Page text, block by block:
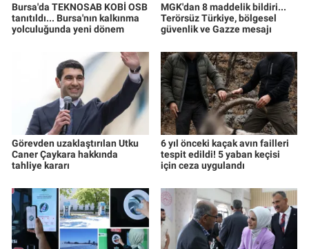
Bursa'da TEKNOSAB KOBİ OSB
tanıtıldı... Bursa'nın kalkınma
yolculuğunda yeni dönem
MGK'dan 8 maddelik bildiri...
Terörsüz Türkiye, bölgesel
güvenlik ve Gazze mesajı
Görevden uzaklaştırılan Utku
Caner Çaykara hakkında
tahliye kararı
6 yıl önceki kaçak avın failleri
tespit edildi! 5 yaban keçisi
için ceza uygulandı